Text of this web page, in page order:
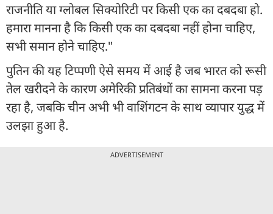
राजनीति या ग्लोबल सिक्योरिटी पर किसी एक का दबदबा हो.
हमारा मानना ​​है कि किसी एक का दबदबा नहीं होना चाहिए,
सभी समान होने चाहिए."
पुतिन की यह टिप्पणी ऐसे समय में आई है जब भारत को रूसी
तेल खरीदने के कारण अमेरिकी प्रतिबंधों का सामना करना पड़
रहा है, जबकि चीन अभी भी वाशिंगटन के साथ व्यापार युद्ध में
उलझा हुआ है.
ADVERTISEMENT